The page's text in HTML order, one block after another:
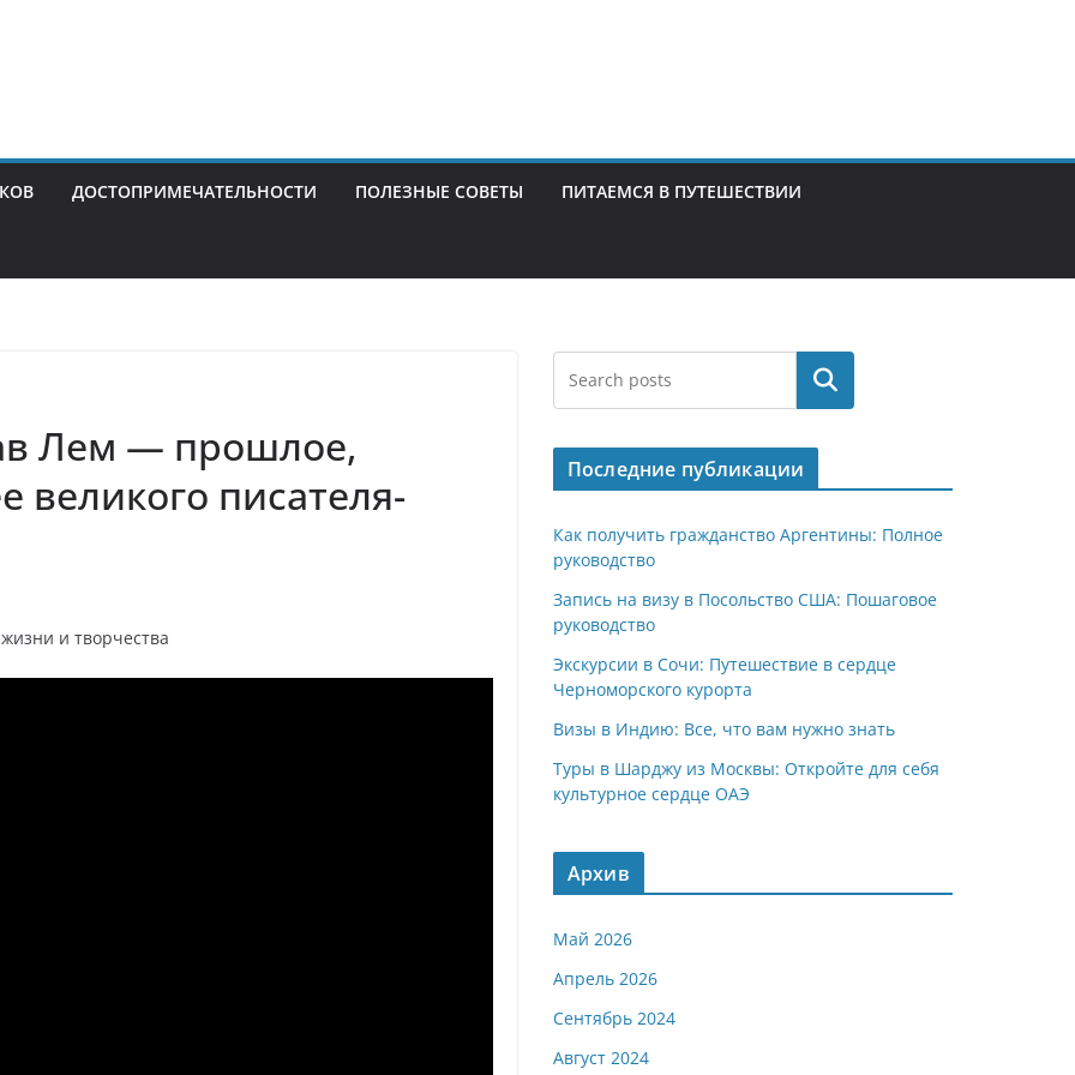
ДОСТОПРИМЕЧАТЕЛЬНОСТИ ПОЛЕЗНЫЕ СОВЕТЫ ПИТАЕМСЯ В ПУТЕШЕСТВИИ
Лем — прошлое,
великого писателя-
Поиск
Последние публикации
Как получить гражданство Аргентины: Полное
руководство
Запись на визу в Посольство США: Пошаговое
руководство
Экскурсии в Сочи: Путешествие в сердце
Черноморского курорта
Визы в Индию: Все, что вам нужно знать
Туры в Шарджу из Москвы: Откройте для себя
культурное сердце ОАЭ
Архив
Май 2026
Апрель 2026
Сентябрь 2024
Август 2024